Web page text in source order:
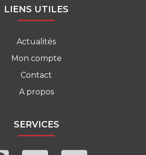
LIENS UTILES
Actualités
Mon compte
Contact
A propos
SERVICES